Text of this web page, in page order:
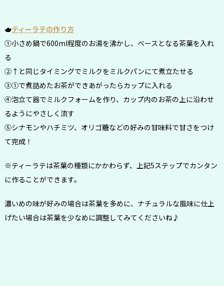
🫖ティーラテの作り方
①小さめ鍋で600ml程度のお湯を沸かし、ベースとなる茶葉を入れ
る
②↑と同じタイミングでミルクをミルクパンにて煮立たせる
③①で煮詰めたお茶ができあがったらカップに入れる
④泡立て器でミルクフォームを作り、カップ内のお茶の上に沿わせ
るようにやさしく流す
⑤シナモンやハチミツ、オリゴ糖などの好みの甘味料で甘さをつけ
て完成！
※ティーラテは茶葉の種類にかかわらず、上記5ステップでカンタン
に作ることができます。
濃いめの味が好みの場合は茶葉を多めに、ナチュラルな風味に仕上
げたい場合は茶葉を少なめに調整してみてくださいね♪